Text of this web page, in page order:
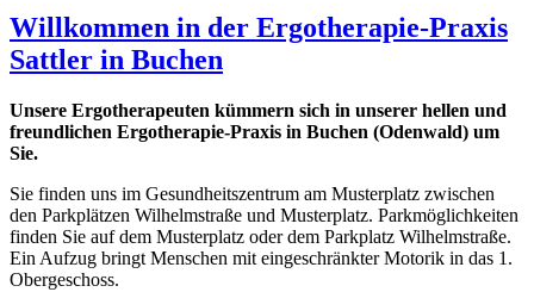
Willkommen in der Ergotherapie-Praxis
Sattler in Buchen
Unsere Ergotherapeuten kümmern sich in unserer hellen und
freundlichen Ergotherapie-Praxis in Buchen (Odenwald) um
Sie.
Sie finden uns im Gesundheitszentrum am Musterplatz zwischen
den Parkplätzen Wilhelmstraße und Musterplatz. Parkmöglichkeiten
finden Sie auf dem Musterplatz oder dem Parkplatz Wilhelmstraße.
Ein Aufzug bringt Menschen mit eingeschränkter Motorik in das 1.
Obergeschoss.